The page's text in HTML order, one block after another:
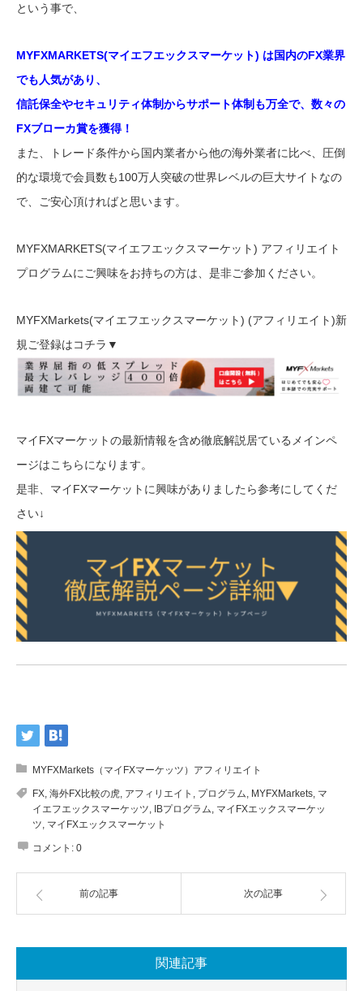
という事で、
MYFXMARKETS(マイエフエックスマーケット) は国内のFX業界
でも人気があり、
信託保全やセキュリティ体制からサポート体制も万全で、数々の
FXブローカ賞を獲得！
また、トレード条件から国内業者から他の海外業者に比べ、圧倒
的な環境で会員数も100万人突破の世界レベルの巨大サイトなの
で、ご安心頂ければと思います。
MYFXMARKETS(マイエフエックスマーケット) アフィリエイト
プログラムにご興味をお持ちの方は、是非ご参加ください。
MYFXMarkets(マイエフエックスマーケット) (アフィリエイト)新
規ご登録はコチラ▼
マイFXマーケットの最新情報を含め徹底解説居ているメインペ
ージはこちらになります。
是非、マイFXマーケットに興味がありましたら参考にしてくだ
さい↓
MYFXMarkets（マイFXマーケッツ）アフィリエイト
FX, 海外FX比較の虎, アフィリエイト , プログラム, MYFXMarkets, マ
イエフエックスマーケッツ, IBプログラム, マイFXエックスマーケッ
ツ, マイFXエックスマーケット
コメント: 0
前の記事 次の記事
関連記事